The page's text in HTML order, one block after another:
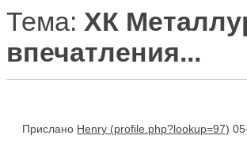
Тема: ХК
впечатления...
Прислано Henry